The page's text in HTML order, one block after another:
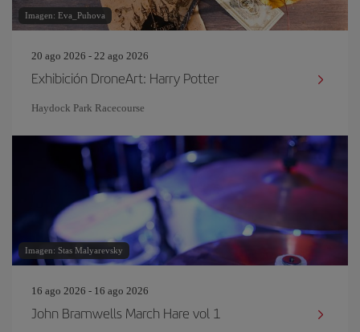
Imagen: Eva_Puhova
20 ago 2026 - 22 ago 2026
Exhibición DroneArt: Harry Potter
Haydock Park Racecourse
Imagen: Stas Malyarevsky
16 ago 2026 - 16 ago 2026
John Bramwells March Hare vol 1